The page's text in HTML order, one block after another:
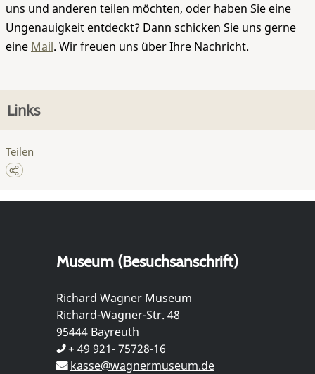
uns und anderen teilen möchten, oder haben Sie eine
Ungenauigkeit entdeckt? Dann schicken Sie uns gerne
eine Mail. Wir freuen uns über Ihre Nachricht.
Links
Teilen
Museum (Besuchsanschrift)
Richard Wagner Museum
Richard-Wagner-Str. 48
95444 Bayreuth
+ 49 921- 75728-16
kasse@wagnermuseum.de